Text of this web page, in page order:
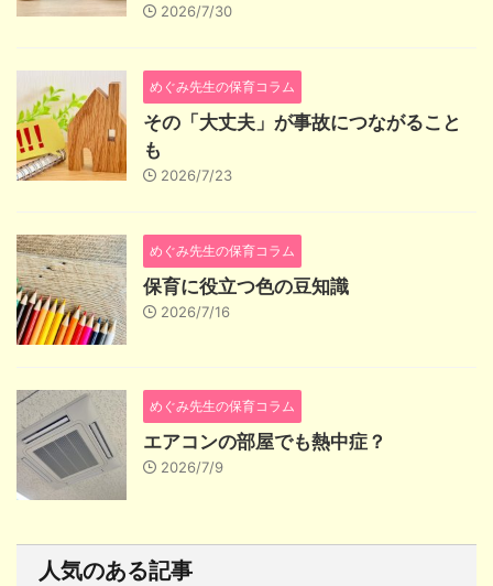
2026/7/30
めぐみ先生の保育コラム
その「大丈夫」が事故につながること
も
2026/7/23
めぐみ先生の保育コラム
保育に役立つ色の豆知識
2026/7/16
めぐみ先生の保育コラム
エアコンの部屋でも熱中症？
2026/7/9
人気のある記事